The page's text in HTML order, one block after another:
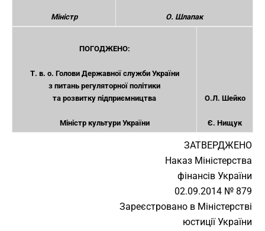
Міністр О. Шлапак
ПОГОДЖЕНО:
Т. в. о. Голови Державної служби України
з питань регуляторної політики
та розвитку підприємництва
Міністр культури України
О.Л. Шейко
Є. Нищук
ЗАТВЕРДЖЕНО
Наказ Міністерства
фінансів України
02.09.2014 № 879
Зареєстровано в Міністерстві
юстиції України